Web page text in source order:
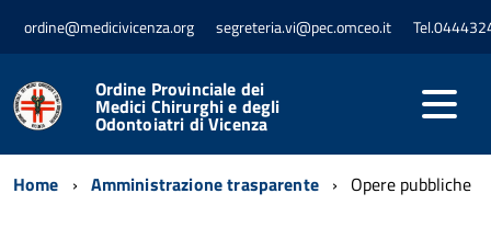
ordine@medicivicenza.org segreteria.vi@pec.omceo.it
Ordine Provinciale dei
Medici Chirurghi e degli
Odontoiatri di Vicenza
Home Amministrazione trasparente Opere pubbliche